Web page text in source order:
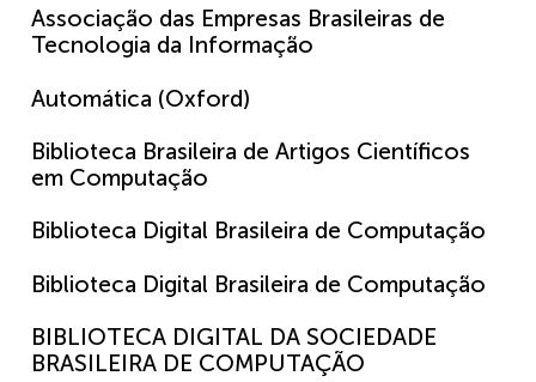
Associação das Empresas Brasileiras de
Tecnologia da Informação
Automática (Oxford)
Biblioteca Brasileira de Artigos Científicos
em Computação
Biblioteca Digital Brasileira de Computação
Biblioteca Digital Brasileira de Computação
BIBLIOTECA DIGITAL DA SOCIEDADE
BRASILEIRA DE COMPUTAÇÃO